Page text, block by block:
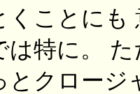
くことにも
は特に。
とクロージ